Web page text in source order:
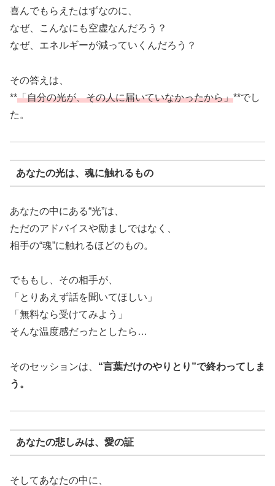
喜んでもらえたはずなのに、
なぜ、こんなにも空虚なんだろう？
なぜ、エネルギーが減っていくんだろう？
その答えは、
**「自分の光が、その人に届いていなかったから」**でし
た。
あなたの光は、魂に触れるもの
あなたの中にある“光”は、
ただのアドバイスや励ましではなく、
相手の“魂”に触れるほどのもの。
でももし、その相手が、
「とりあえず話を聞いてほしい」
「無料なら受けてみよう」
そんな温度感だったとしたら…
そのセッションは、 “言葉だけのやりとり”で終わってしま
う。
あなたの悲しみは、愛の証
そしてあなたの中に、